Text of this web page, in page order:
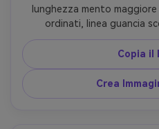
lunghezza mento
ordinati, linea guancia
all'indietro, luce dorata
obiettivo 85mm, texture
maschile
Copia il
Crea